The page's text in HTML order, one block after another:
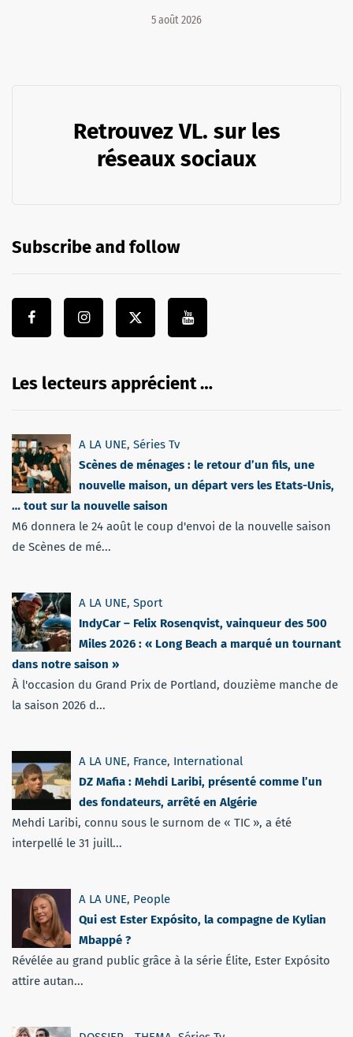
5 août 2026
Retrouvez VL. sur les
réseaux sociaux
Subscribe and follow
Les lecteurs apprécient …
A LA UNE, Séries Tv
Scènes de ménages : le retour d’un fils, une
nouvelle maison, un départ vers les Etats-Unis,
… tout sur la nouvelle saison
M6 donnera le 24 août le coup d'envoi de la nouvelle saison
de Scènes de mé...
A LA UNE, Sport
IndyCar – Felix Rosenqvist, vainqueur des 500
Miles 2026 : « Long Beach a marqué un tournant
dans notre saison »
À l'occasion du Grand Prix de Portland, douzième manche de
la saison 2026 d...
A LA UNE, France, International
DZ Mafia : Mehdi Laribi, présenté comme l’un
des fondateurs, arrêté en Algérie
Mehdi Laribi, connu sous le surnom de « TIC », a été
interpellé le 31 juill...
A LA UNE, People
Qui est Ester Expósito, la compagne de Kylian
Mbappé ?
Révélée au grand public grâce à la série Élite, Ester Expósito
attire autan...